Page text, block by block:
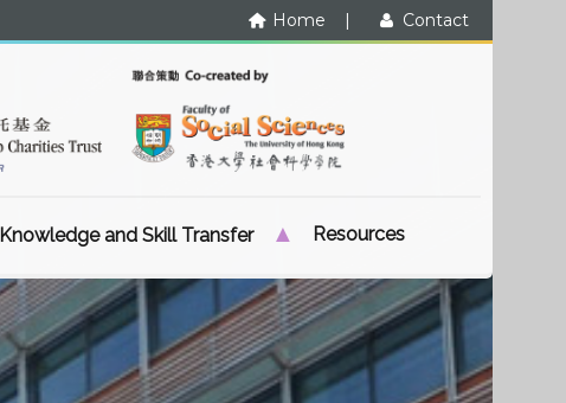
Home | Contact
Knowledge and Skill Transfer Resources